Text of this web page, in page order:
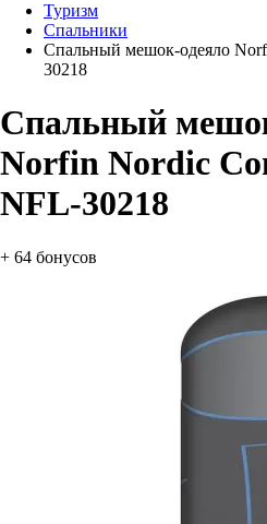
Туризм
Спальники
Спальный мешок-одеяло
30218
Спальный
Norfin Nordic
NFL-30218
+ 64 бонусов